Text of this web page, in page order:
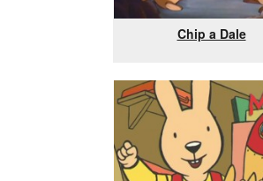
Chip a Dale